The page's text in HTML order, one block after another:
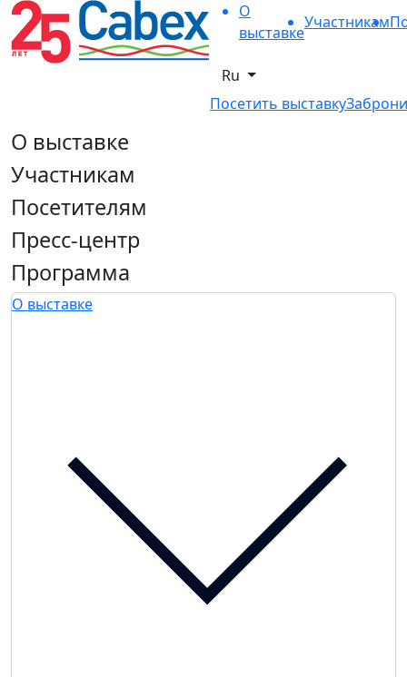
О
выставке
Участникам
Ru
Посетить выставку
О выставке
Участникам
Посетителям
Пресс-центр
Программа
О выставке